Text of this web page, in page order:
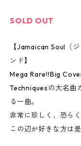
SOLD OUT
【Jamaican Soul（
ンド】
Mega Rare!!Big
Techniquesの大名曲
る一曲。
非常に珍しく、恐ら
この辺が好きな方は